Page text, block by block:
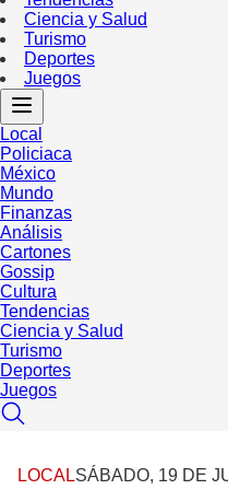
Ciencia y Salud
Turismo
Deportes
Juegos
Local
Policiaca
México
Mundo
Finanzas
Análisis
Cartones
Gossip
Cultura
Tendencias
Ciencia y Salud
Turismo
Deportes
Juegos
LOCALSÁBADO, 19 DE